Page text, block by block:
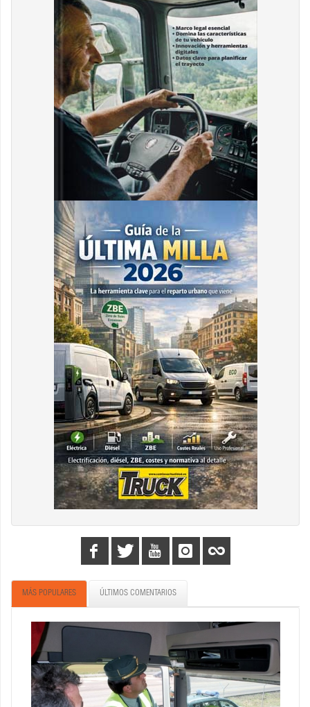
MÁS POPULARES ÚLTIMOS COMENTARIOS